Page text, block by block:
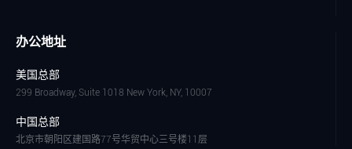
办公地址
美国总部
299 Broadway, Suite 1018 New York, NY, 10007
中国总部
北京市朝阳区建国路77号华贸中心三号楼11层